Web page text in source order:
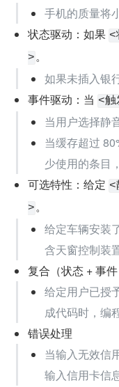
手机的质量将
状态驱动：如果 <
>。
如果未插入银
事件驱动：当 <触
当用户选择静
当缓存超过
少使用的条目
可选特性：给定 <
>。
给定车辆安装
含天窗控制装置
复合（状态 + 事件
给定用户已授
成代码时，编
错误处理
当输入无效信
输入信用卡信息